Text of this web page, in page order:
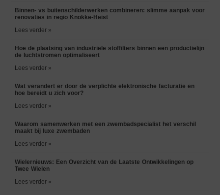
Binnen- vs buitenschilderwerken combineren: slimme aanpak voor
renovaties in regio Knokke-Heist
Lees verder »
Hoe de plaatsing van industriële stoffilters binnen een productielijn
de luchtstromen optimaliseert
Lees verder »
Wat verandert er door de verplichte elektronische facturatie en
hoe bereidt u zich voor?
Lees verder »
Waarom samenwerken met een zwembadspecialist het verschil
maakt bij luxe zwembaden
Lees verder »
Wielernieuws: Een Overzicht van de Laatste Ontwikkelingen op
Twee Wielen
Lees verder »